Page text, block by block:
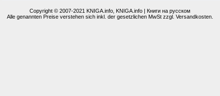
Copyright © 2007-2021 KNIGA.info , KNIGA.info | Книги на русском
Alle genannten Preise verstehen sich inkl. der gesetzlichen MwSt zzgl. Versandkosten.